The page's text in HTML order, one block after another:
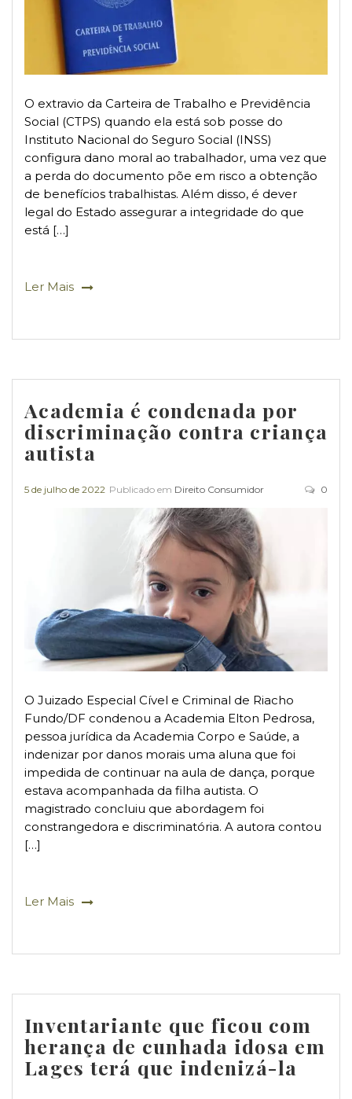
O extravio da Carteira de Trabalho e Previdência
Social (CTPS) quando ela está sob posse do
Instituto Nacional do Seguro Social (INSS)
configura dano moral ao trabalhador, uma vez que
a perda do documento põe em risco a obtenção
de benefícios trabalhistas. Além disso, é dever
legal do Estado assegurar a integridade do que
está […]
Ler Mais
Academia é condenada por
discriminação contra criança
autista
5 de julho de 2022 Publicado em Direito Consumidor 0
O Juizado Especial Cível e Criminal de Riacho
Fundo/DF condenou a Academia Elton Pedrosa,
pessoa jurídica da Academia Corpo e Saúde, a
indenizar por danos morais uma aluna que foi
impedida de continuar na aula de dança, porque
estava acompanhada da filha autista. O
magistrado concluiu que abordagem foi
constrangedora e discriminatória. A autora contou
[…]
Ler Mais
Inventariante que ficou com
herança de cunhada idosa em
Lages terá que indenizá-la